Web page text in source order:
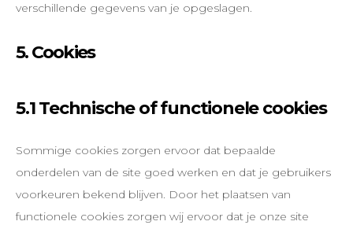
verschillende gegevens van je opgeslagen.
5. Cookies
5.1 Technische of functionele cookies
Sommige cookies zorgen ervoor dat bepaalde
onderdelen van de site goed werken en dat je gebruikers
voorkeuren bekend blijven. Door het plaatsen van
functionele cookies zorgen wij ervoor dat je onze site